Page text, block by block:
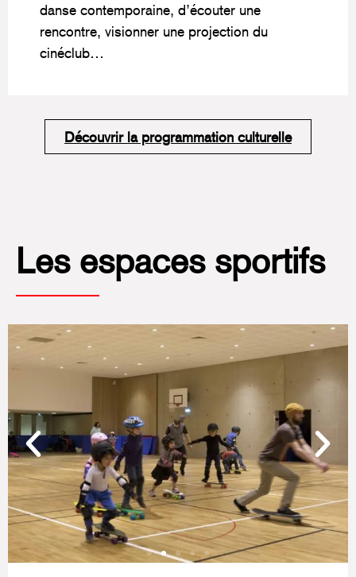
danse contemporaine, d’écouter une
rencontre, visionner une projection du
cinéclub…
Découvrir la programmation culturelle
Les espaces sportifs